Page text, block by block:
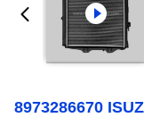
8973286670